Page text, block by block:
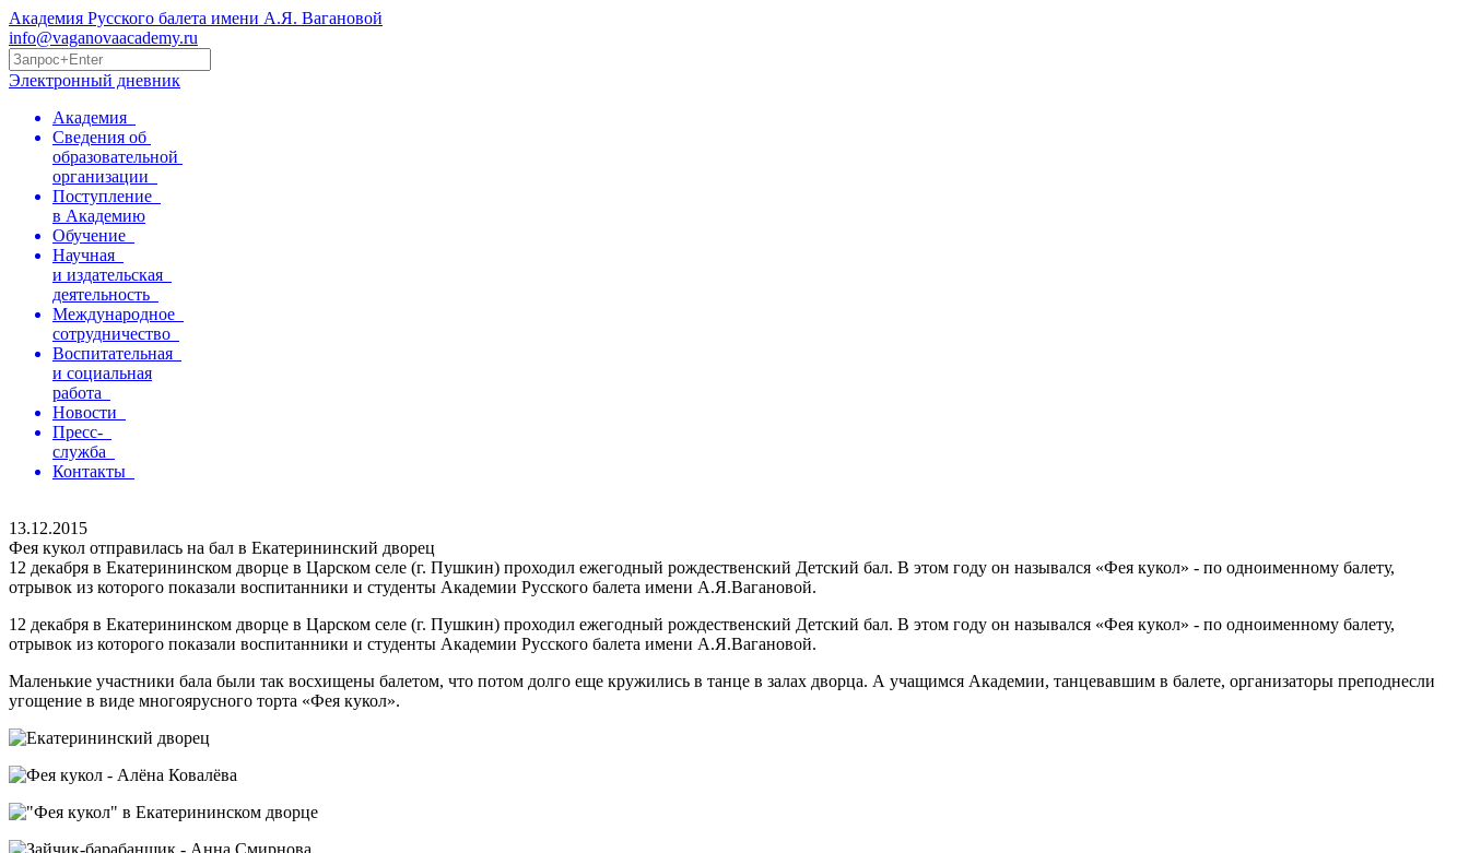
Академия Русского балета имени А.Я. Вагановой
info@vaganovaacademy.ru
Электронный дневник
Академия
Сведения об
образовательной
организации
Поступление
в Академию
Обучение
Научная
и издательская
деятельность
Международное
сотрудничество
Воспитательная
и социальная
работа
Новости
Пресс-
служба
Контакты
13.12.2015
Фея кукол отправилась на бал в Екатерининский дворец
12 декабря в Екатерининском дворце в Царском селе (г. Пушкин) проходил ежегодный рождественский Детский бал. В этом году он назывался «Фея кукол» - по одноименному балету,
отрывок из которого показали воспитанники и студенты Академии Русского балета имени А.Я.Вагановой.
12 декабря в Екатерининском дворце в Царском селе (г. Пушкин) проходил ежегодный рождественский Детский бал. В этом году он назывался «Фея кукол» - по одноименному балету,
отрывок из которого показали воспитанники и студенты Академии Русского балета имени А.Я.Вагановой.
Маленькие участники бала были так восхищены балетом, что потом долго еще кружились в танце в залах дворца. А учащимся Академии, танцевавшим в балете, организаторы преподнесли
угощение в виде многоярусного торта «Фея кукол».